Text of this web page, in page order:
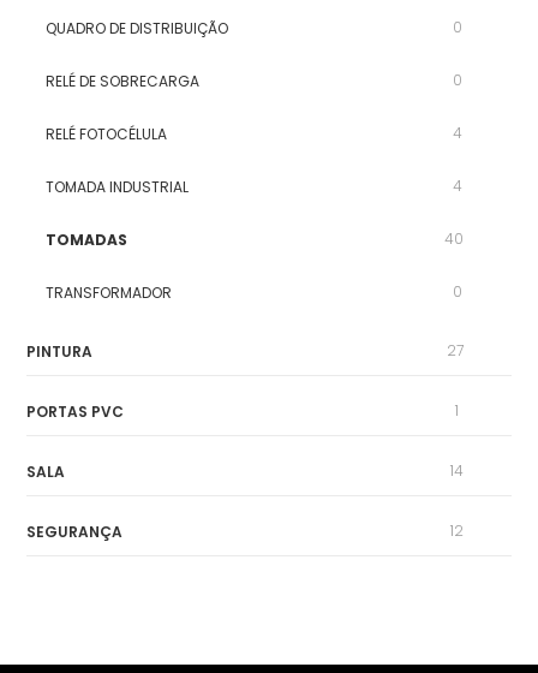
QUADRO DE DISTRIBUIÇÃO 0
RELÉ DE SOBRECARGA 0
RELÉ FOTOCÉLULA 4
TOMADA INDUSTRIAL 4
TOMADAS 40
TRANSFORMADOR 0
PINTURA 27
PORTAS PVC 1
SALA 14
SEGURANÇA 12